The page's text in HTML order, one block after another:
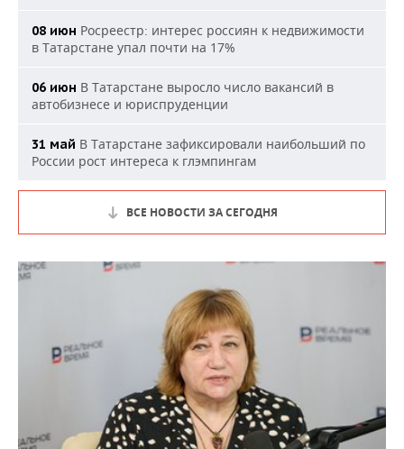
08 июн Росреестр: интерес россиян к недвижимости
в Татарстане упал почти на 17%
06 июн В Татарстане выросло число вакансий в
автобизнесе и юриспруденции
31 май В Татарстане зафиксировали наибольший по
России рост интереса к глэмпингам
ВСЕ НОВОСТИ ЗА СЕГОДНЯ